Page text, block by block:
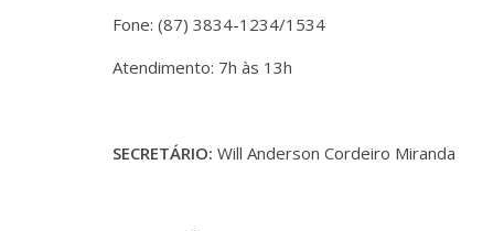
Fone: (87) 3834-1234/1534
Atendimento: 7h às 13h
SECRETÁRIO: Will Anderson Cordeiro Miranda